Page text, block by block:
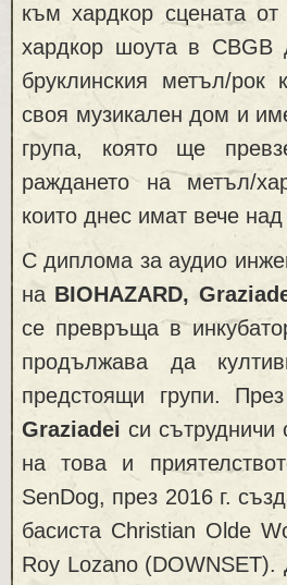
към хардкор сцената
хардкор шоута в CBGB
бруклинския метъл/
своя музикален дом и
група, която ще
раждането на метъл/
които днес имат вече
С диплома за аудио
на BIOHAZARD,
се превръща в
продължава да
предстоящи групи.
Graziadei си сътрудничи
на това и
SenDog, през 2016 г.
басиста Christian Olde
Roy Lozano